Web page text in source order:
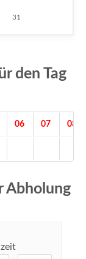
31
den Tag
06 07 08
Abholung